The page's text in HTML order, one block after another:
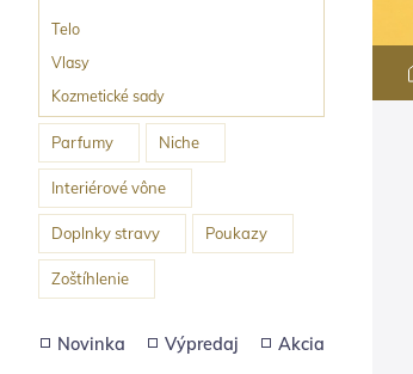
Telo
Vlasy
Kozmetické sady
Parfumy Niche
Interiérové vône
Doplnky stravy Poukazy
Zoštíhlenie
Novinka Výpredaj Akcia
O PLEŤ
5.